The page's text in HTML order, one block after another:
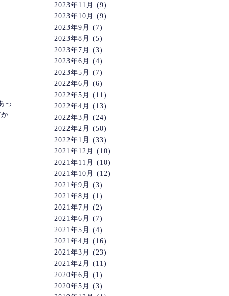
っ
2023年11月
(9)
2023年10月
(9)
2023年9月
(7)
2023年8月
(5)
2023年7月
(3)
2023年6月
(4)
2023年5月
(7)
2022年6月
(6)
2022年5月
(11)
2022年4月
(13)
2022年3月
(24)
2022年2月
(50)
2022年1月
(33)
2021年12月
(10)
2021年11月
(10)
2021年10月
(12)
2021年9月
(3)
2021年8月
(1)
2021年7月
(2)
2021年6月
(7)
2021年5月
(4)
2021年4月
(16)
2021年3月
(23)
2021年2月
(11)
2020年6月
(1)
2020年5月
(3)